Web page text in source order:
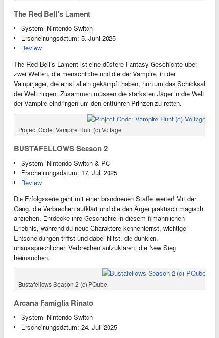
The Red Bell’s Lament
System: Nintendo Switch
Erscheinungsdatum: 5. Juni 2025
Review
The Red Bell’s Lament ist eine düstere Fantasy-Geschichte über
zwei Welten, die menschliche und die der Vampire, in der
Vampirjäger, die einst allein gekämpft haben, nun um das Schicksal
der Welt ringen. Zusammen müssen die stärksten Jäger in die Welt
der Vampire eindringen um den entführen Prinzen zu retten.
Project Code: Vampire Hunt (c) Voltage
BUSTAFELLOWS Season 2
System: Nintendo Switch & PC
Erscheinungsdatum: 17. Juli 2025
Review
Die Erfolgsserie geht mit einer brandneuen Staffel weiter! Mit der
Gang, die Verbrechen aufklärt und die den Ärger praktisch magisch
anziehen. Entdecke ihre Geschichte in diesem filmähnlichen
Erlebnis, während du neue Charaktere kennenlernst, wichtige
Entscheidungen triffst und dabei hilfst, die dunklen,
unaussprechlichen Verbrechen aufzuklären, die New Sieg
heimsuchen.
Bustafellows Season 2 (c) PQube
Arcana Famiglia Rinato
System: Nintendo Switch
Erscheinungsdatum: 24. Juli 2025